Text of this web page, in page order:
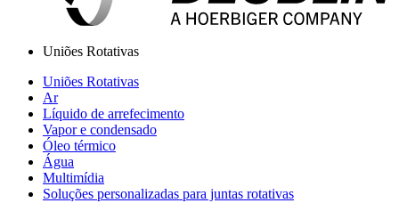
Uniões Rotativas
Uniões Rotativas
Ar
Líquido de arrefecimento
Vapor e condensado
Óleo térmico
Água
Multimídia
Soluções personalizadas para juntas rotativas